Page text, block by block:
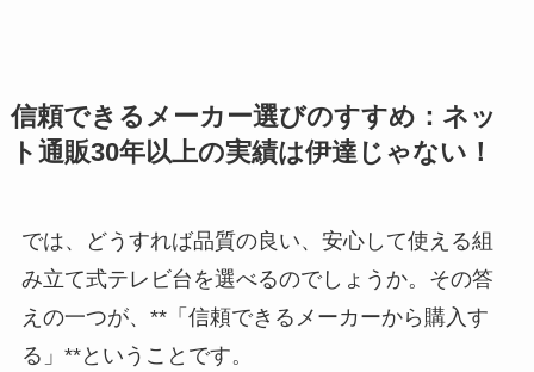
信頼できるメーカー選びのすすめ：ネッ
ト通販30年以上の実績は伊達じゃない！
では、どうすれば品質の良い、安心して使える組
み立て式テレビ台を選べるのでしょうか。その答
えの一つが、**「信頼できるメーカーから購入す
る」**ということです。